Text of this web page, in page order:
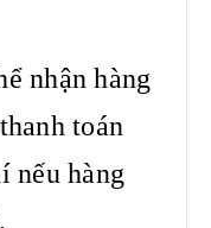
nhận hàng
toán
nếu hàng